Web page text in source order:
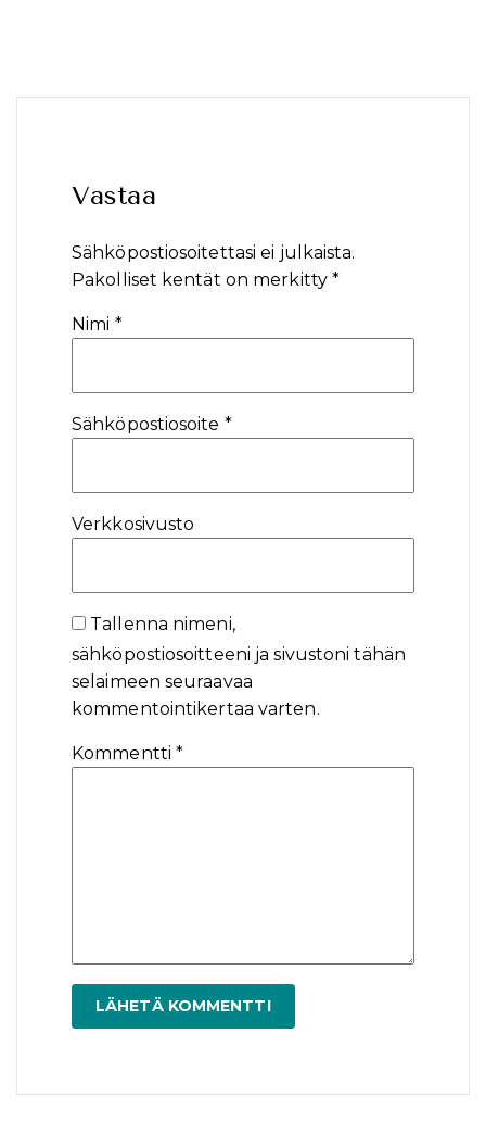
Vastaa
Sähköpostiosoitettasi ei julkaista.
Pakolliset kentät on merkitty*
Nimi *
Sähköpostiosoite *
Verkkosivusto
Tallenna nimeni,
sähköpostiosoitteeni ja sivustoni tähän
selaimeen seuraavaa
kommentointikertaa varten.
Kommentti *